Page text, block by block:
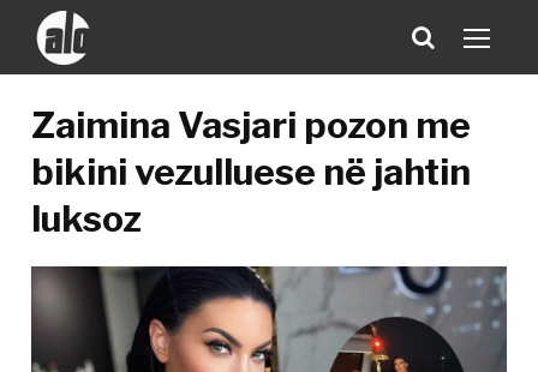
Zaimina Vasjari pozon me
bikini vezulluese në jahtin
luksoz